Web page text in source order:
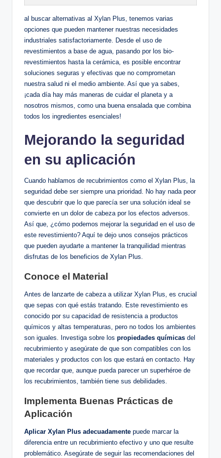
al buscar alternativas al Xylan⁣ Plus, tenemos varias
opciones que pueden mantener nuestras necesidades
industriales satisfactoriamente. Desde‌ el uso⁤ de⁢
revestimientos a base⁤ de agua, ‍pasando por los bio-
revestimientos ⁤hasta la cerámica, es posible encontrar
soluciones seguras y efectivas ‍que no comprometan
nuestra salud ni ‍el medio ambiente. Así que ya sabes,
¡cada​ día ⁣hay más⁣ maneras ‍de cuidar⁤ el planeta y a​
nosotros mismos, como una buena ensalada que combina
⁤todos los ingredientes esenciales!
Mejorando la seguridad
en‌ su aplicación
Cuando hablamos de recubrimientos como el Xylan Plus, la
seguridad‌ debe ser siempre una prioridad. No hay nada peor
que descubrir que lo que parecía ser una solución⁣ ideal se
convierte ‌en un dolor de cabeza por los efectos adversos.
Así ​que,⁢ ¿cómo podemos mejorar la seguridad en el uso ‍de
este revestimiento? Aquí⁣ te dejo unos consejos prácticos
que pueden ayudarte a mantener la tranquilidad mientras
disfrutas de los beneficios de Xylan Plus.
Conoce el ⁢Material
Antes de lanzarte⁤ de cabeza ​a utilizar Xylan Plus, es crucial
que​ sepas con qué estás⁣ tratando. Este ‍revestimiento es
⁤conocido por su capacidad⁣ de ‍resistencia a productos
químicos y ⁤altas temperaturas, pero no‍ todos ⁤los ambientes
​son iguales. Investiga sobre los propiedades​ químicas del
recubrimiento y‌ asegúrate de ⁢que son compatibles con los
materiales ⁤y ‌productos con los que estará⁤ en contacto. Hay
que ‍recordar​ que, aunque ⁢pueda parecer un⁢ superhéroe de
los recubrimientos, también tiene sus debilidades.
Implementa Buenas Prácticas de⁣
Aplicación
Aplicar ⁢Xylan Plus adecuadamente puede marcar la ​
diferencia entre un recubrimiento efectivo y ⁢uno que resulte
problemático. Asegúrate de ‌seguir ⁣las recomendaciones del